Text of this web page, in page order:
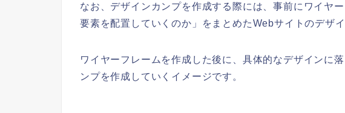
なお、デザインカンプを作成する際には、事前にワイヤ
要素を配置していくのか」をまとめたWebサイトのデザ
ワイヤーフレームを作成した後に、具体的なデザインに
ンプを作成していくイメージです。